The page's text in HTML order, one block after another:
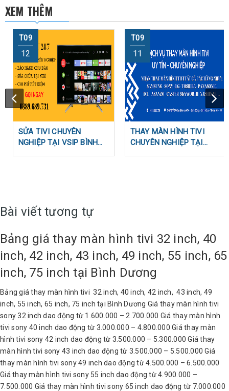
XEM THÊM
T09
12
SỬA TIVI CHUYÊN
NGHIỆP TẠI VSIP BÌNH
T09
11
THAY MÀN HÌNH TIVI
CHUYÊN NGHIỆP TẠI
Bài viết tương tự
Bảng giá thay màn hình tivi 32 inch, 40
inch, 42 inch, 43 inch, 49 inch, 55 inch, 65
inch, 75 inch tại Bình Dương
Bảng giá thay màn hình tivi 32 inch, 40 inch, 42 inch, 43 inch, 49
inch, 55 inch, 65 inch, 75 inch tại Bình Dương Giá thay màn hình tivi
sony 32 inch dao động từ 1.600.000 – 2.700.000 Giá thay màn hình
tivi sony 40 inch dao động từ 3.000.000 – 4.800.000 Giá thay màn
hình tivi sony 42 inch dao động từ 3.500.000 – 5.300.000 Giá thay
màn hình tivi sony 43 inch dao động từ 3.500.000 – 5.500.000 Giá
thay màn hình tivi sony 49 inch dao động từ 4.500.000 – 6.500.000
Giá thay màn hình tivi sony 55 inch dao động từ 4.900.000 –
7.500.000 Giá thay màn hình tivi sony 65 inch dao động từ 7.000.000